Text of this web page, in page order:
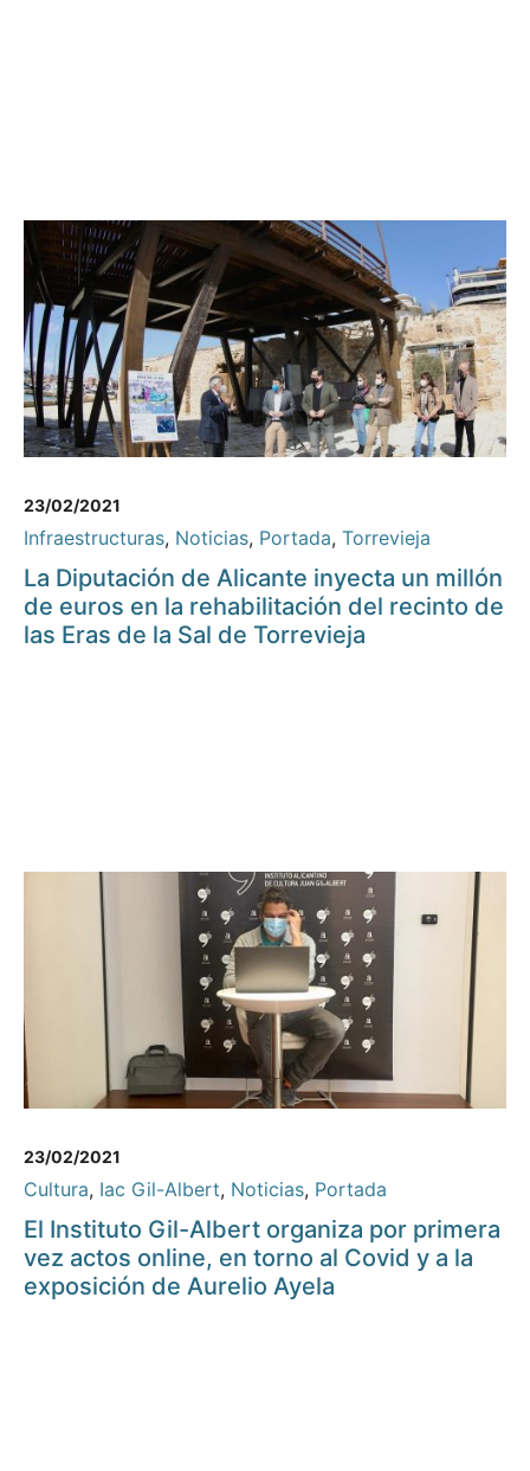
23/02/2021
Infraestructuras, Noticias, Portada, Torrevieja
La Diputación de Alicante inyecta un millón
de euros en la rehabilitación del recinto de
las Eras de la Sal de Torrevieja
23/02/2021
Cultura, Iac Gil-Albert, Noticias, Portada
El Instituto Gil-Albert organiza por primera
vez actos online, en torno al Covid y a la
exposición de Aurelio Ayela